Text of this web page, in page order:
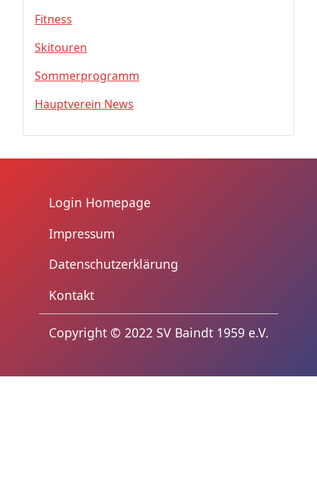
Fitness
Skitouren
Sommerprogramm
Hauptverein News
Login Homepage
Impressum
Datenschutzerklärung
Kontakt
Copyright © 2022 SV Baindt 1959 e.V.